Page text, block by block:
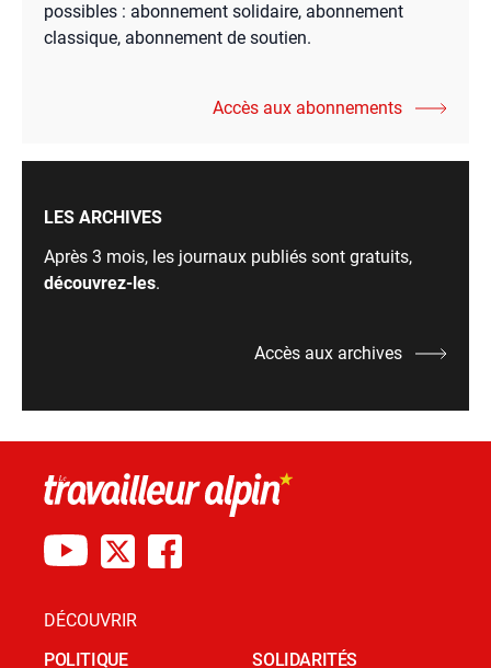
possibles : abonnement solidaire, abonnement
classique, abonnement de soutien.
Accès aux abonnements
LES ARCHIVES
Après 3 mois, les journaux publiés sont gratuits,
découvrez-les.
Accès aux archives
DÉCOUVRIR
POLITIQUE
SOLIDARITÉS